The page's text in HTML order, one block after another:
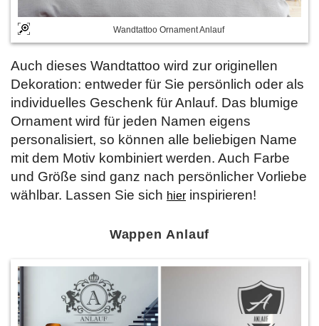
Wandtattoo Ornament Anlauf
Auch dieses Wandtattoo wird zur originellen
Dekoration: entweder für Sie persönlich oder als
individuelles Geschenk für Anlauf. Das blumige
Ornament wird für jeden Namen eigens
personalisiert, so können alle beliebigen Name
mit dem Motiv kombiniert werden. Auch Farbe
und Größe sind ganz nach persönlicher Vorliebe
wählbar. Lassen Sie sich hier inspirieren!
Wappen Anlauf